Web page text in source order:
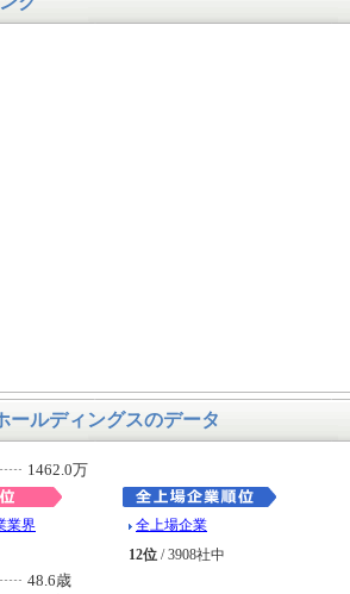
ールディングスのデータ
1462.0万
業界
全上場企業
12位 / 3908社中
48.6歳